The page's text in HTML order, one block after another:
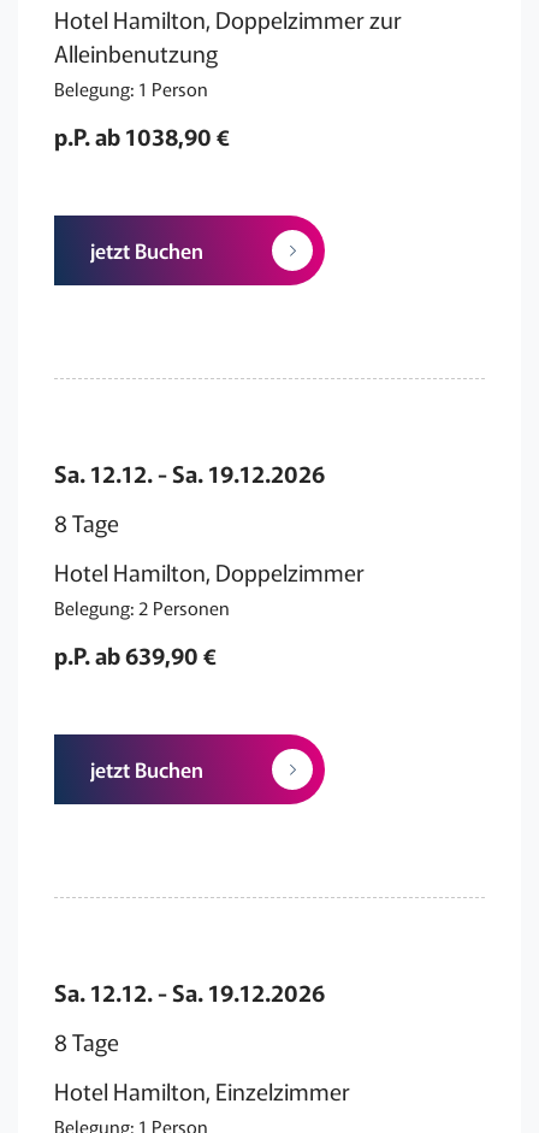
Hotel Hamilton, Doppelzimmer zur
Alleinbenutzung
Belegung: 1 Person
p.P. ab 1038,90 €
jetzt Buchen
Sa. 12.12. - Sa. 19.12.2026
8 Tage
Hotel Hamilton, Doppelzimmer
Belegung: 2 Personen
p.P. ab 639,90 €
jetzt Buchen
Sa. 12.12. - Sa. 19.12.2026
8 Tage
Hotel Hamilton, Einzelzimmer
Belegung: 1 Person